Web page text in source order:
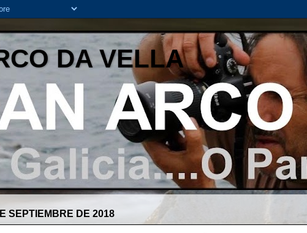
DA VELLA
SEPTIEMBRE DE 2018